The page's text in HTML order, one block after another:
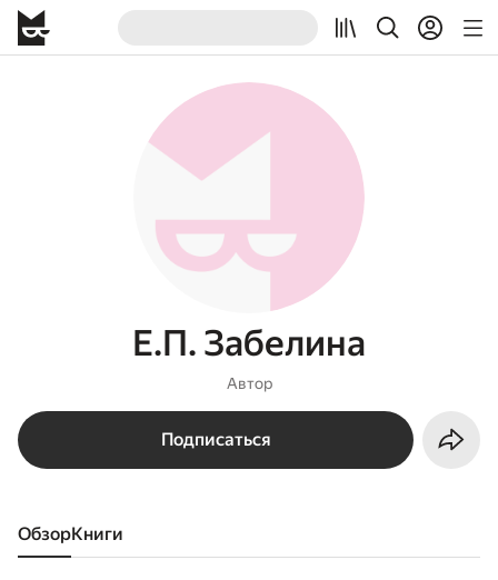
Е.П. Забелина
Автор
Подписаться
Обзор книги